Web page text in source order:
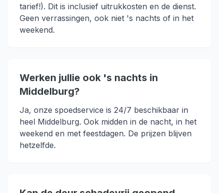
tarief!). Dit is inclusief uitrukkosten en de dienst.
Geen verrassingen, ook niet 's nachts of in het
weekend.
Werken jullie ook 's nachts in
Middelburg?
Ja, onze spoedservice is 24/7 beschikbaar in
heel Middelburg. Ook midden in de nacht, in het
weekend en met feestdagen. De prijzen blijven
hetzelfde.